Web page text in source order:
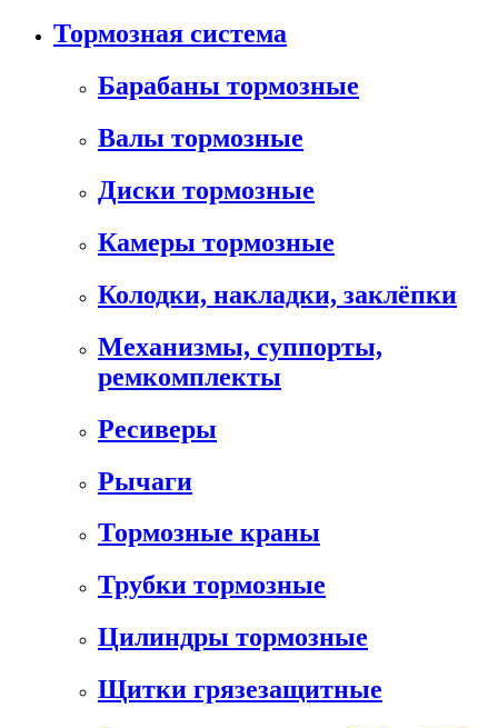
Тормозная система
Барабаны тормозные
Валы тормозные
Диски тормозные
Камеры тормозные
Колодки, накладки, заклёпки
Механизмы, суппорты,
ремкомплекты
Ресиверы
Рычаги
Тормозные краны
Трубки тормозные
Цилиндры тормозные
Щитки грязезащитные